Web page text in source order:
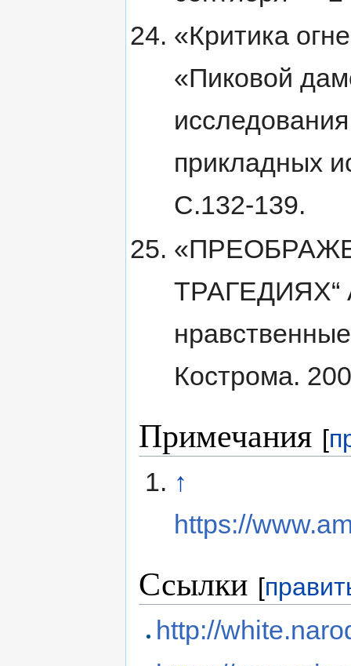
«Критика
«Пиковой
прикладных
С.132-139.
ТРАГЕДИЯХ“
Кострома.
Примечания [
↑
https://
Ссылки [
http://